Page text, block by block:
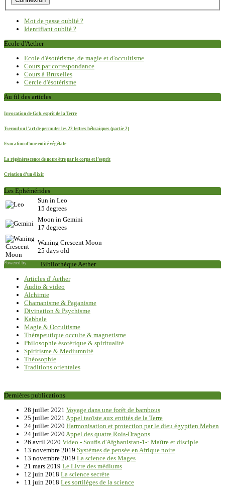
Mot de passe oublié ?
Identifiant oublié ?
Ecole d'Aether
Ecole d'ésotérisme, de magie et d'occultisme
Cours par correspondance
Cours à Bruxelles
Cercle d'ésotérisme
Au fil des articles
Invocation de Gob, esprit de la Terre
Tserouf ou l'art de permuter les 22 lettres hébraïques (partie 2)
Evocation d’une entité végétale
La régénérescence de notre être par le corps et l’esprit
Création d’un élixir
Les Ephémérides
Sun in Leo
15 degrees
Moon in Gemini
17 degrees
Waning Crescent Moon
25 days old
Powered by
Bibliothèque Aether
Articles d' Aether
Audio & video
Alchimie
Chamanisme & Paganisme
Divination & Psychisme
Kabbale
Magie & Occultisme
Thérapeutique occulte & magnetisme
Philosophie ésotérique & spiritualité
Spiritisme & Mediumnité
Théosophie
Traditions orientales
Dernières publications
28 juillet 2021 Voyage dans une forêt de bambous
25 juillet 2021 Appel taoïste aux entités de la Terre
24 juillet 2020 Harmonisation et protection par le dieu égyptien Mehen
24 juillet 2020 Appel des quatre Rois-Dragons
26 avril 2020 Video - Soufis d'Afghanistan-1-: Maître et disciple
13 novembre 2019 Systèmes de pensée en Afrique noire
13 novembre 2019 La science des Mages
21 mars 2019 Le Livre des médiums
12 juin 2018 La science secrète
11 juin 2018 Les sortilèges de la science